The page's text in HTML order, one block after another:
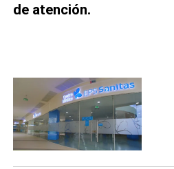
de atención.